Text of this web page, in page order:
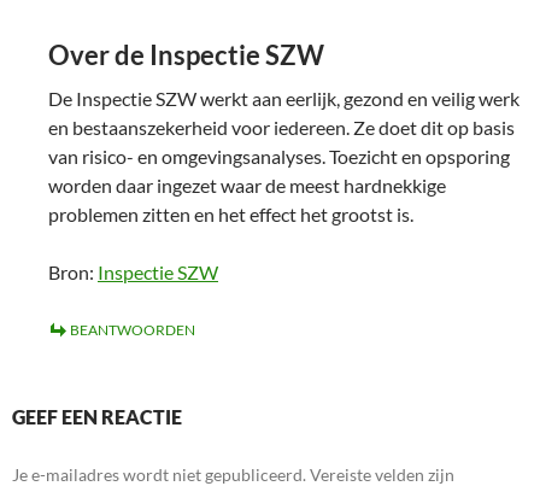
Over de Inspectie SZW
De Inspectie SZW werkt aan eerlijk, gezond en veilig werk
en bestaanszekerheid voor iedereen. Ze doet dit op basis
van risico- en omgevingsanalyses. Toezicht en opsporing
worden daar ingezet waar de meest hardnekkige
problemen zitten en het effect het grootst is.
Bron: Inspectie SZW
BEANTWOORDEN
GEEF EEN REACTIE
Je e-mailadres wordt niet gepubliceerd. Vereiste velden zijn